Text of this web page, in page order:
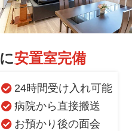
安置室完備
24時間受け入れ可能
病院から直接搬送
お預かり後の面会